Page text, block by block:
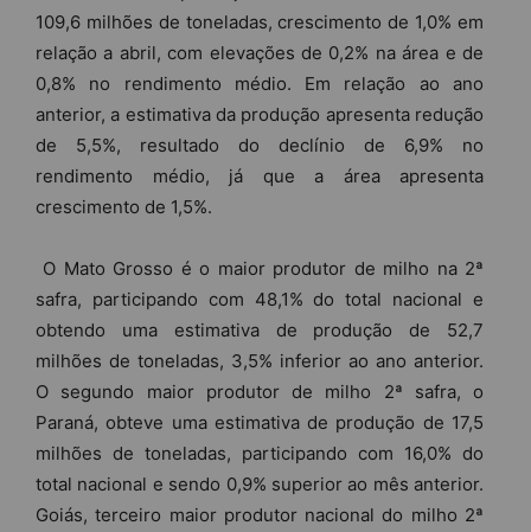
109,6 milhões de toneladas, crescimento de 1,0% em
relação a abril, com elevações de 0,2% na área e de
0,8% no rendimento médio. Em relação ao ano
anterior, a estimativa da produção apresenta redução
de 5,5%, resultado do declínio de 6,9% no
rendimento médio, já que a área apresenta
crescimento de 1,5%.
O Mato Grosso é o maior produtor de milho na 2ª
safra, participando com 48,1% do total nacional e
obtendo uma estimativa de produção de 52,7
milhões de toneladas, 3,5% inferior ao ano anterior.
O segundo maior produtor de milho 2ª safra, o
Paraná, obteve uma estimativa de produção de 17,5
milhões de toneladas, participando com 16,0% do
total nacional e sendo 0,9% superior ao mês anterior.
Goiás, terceiro maior produtor nacional do milho 2ª